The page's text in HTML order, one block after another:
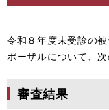
令和８年度未受診の
ポーザルについて、
審査結果